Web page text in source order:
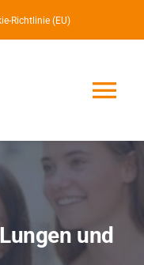
Richtlinie (EU)
und